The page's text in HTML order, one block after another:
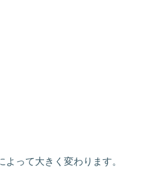
って大きく変わります。